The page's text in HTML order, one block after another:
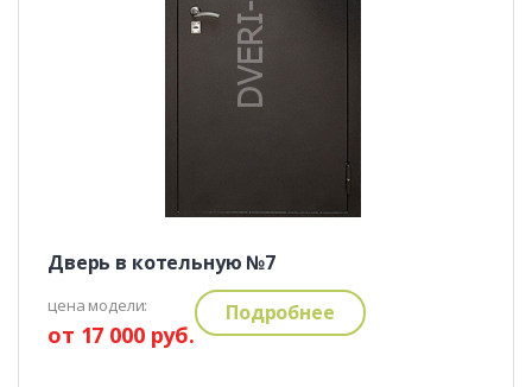
Дверь в котельную №7
цена модели:
от 17 000 руб.
Подробнее